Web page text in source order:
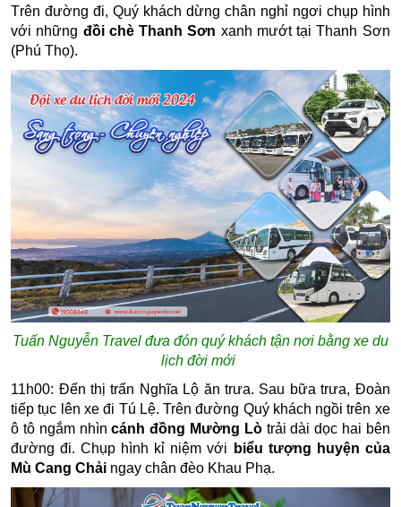
Trên đường đi, Quý khách dừng chân nghỉ ngơi chụp hình
với những đồi chè Thanh Sơn xanh mướt tại Thanh Sơn
(Phú Thọ).
Tuấn Nguyễn Travel đưa đón quý khách tận nơi bằng xe du
lịch đời mới
11h00: Đến thị trấn Nghĩa Lộ ăn trưa. Sau bữa trưa, Đoàn
tiếp tục lên xe đi Tú Lệ. Trên đường Quý khách ngồi trên xe
ô tô ngắm nhìncánh đồng Mường Lòtrải dài dọc hai bên
đường đi. Chụp hình kỉ niệm với
biểu tượng huyện của
Mù Cang Chải ngay chân đèo Khau Phạ.